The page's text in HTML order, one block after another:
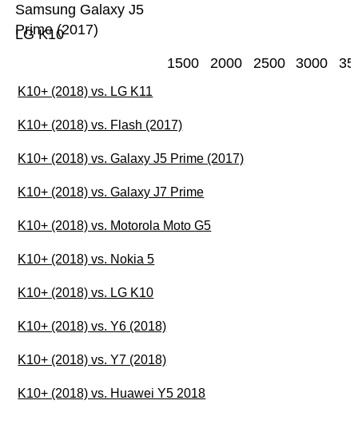
LG K10
Samsung Galaxy J5
Prime (2017)
1500 2000 2500 3000
K10+ (2018) vs. LG K11
K10+ (2018) vs. Flash (2017)
K10+ (2018) vs. Galaxy J5 Prime (2017)
K10+ (2018) vs. Galaxy J7 Prime
K10+ (2018) vs. Motorola Moto G5
K10+ (2018) vs. Nokia 5
K10+ (2018) vs. LG K10
K10+ (2018) vs. Y6 (2018)
K10+ (2018) vs. Y7 (2018)
K10+ (2018) vs. Huawei Y5 2018